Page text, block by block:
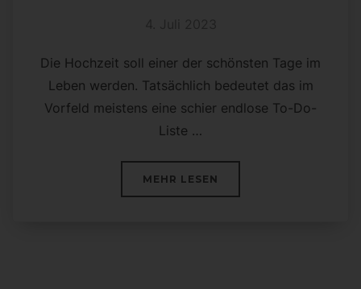
Die Hochzeit soll einer der schönsten Tage im
Leben werden. Tatsächlich bedeutet das im
Vorfeld meistens eine schier endlose To-Do-
Liste …
MEHR ÜBER „EINE
LESEN